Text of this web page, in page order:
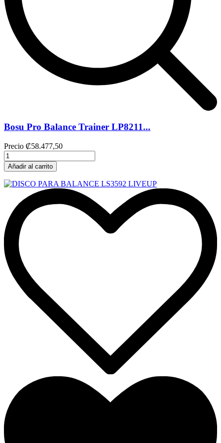
Bosu Pro Balance Trainer LP8211...
Precio ₡58.477,50
Añadir al carrito